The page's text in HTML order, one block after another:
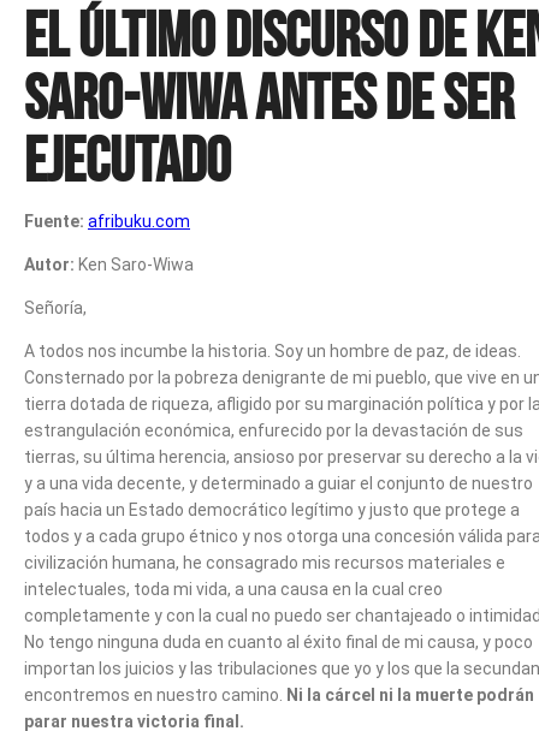
El último discurso de
Saro-Wiwa antes de ser
ejecutado
Fuente: afribuku.com
Autor: Ken Saro-Wiwa
Señoría,
A todos nos incumbe la historia. Soy un hombre de paz, de ideas.
Consternado por la pobreza denigrante de mi pueblo, que vive en
tierra dotada de riqueza, afligido por su marginación política y por
estrangulación económica, enfurecido por la devastación de sus
tierras, su última herencia, ansioso por preservar su derecho a la
y a una vida decente, y determinado a guiar el conjunto de nuestro
país hacia un Estado democrático legítimo y justo que protege a
todos y a cada grupo étnico y nos otorga una concesión válida
civilización humana, he consagrado mis recursos materiales e
intelectuales, toda mi vida, a una causa en la cual creo
completamente y con la cual no puedo ser chantajeado o
No tengo ninguna duda en cuanto al éxito final de mi causa, y poco
importan los juicios y las tribulaciones que yo y los que la secundan
encontremos en nuestro camino. Ni la cárcel ni la muerte podrán
parar nuestra victoria final.